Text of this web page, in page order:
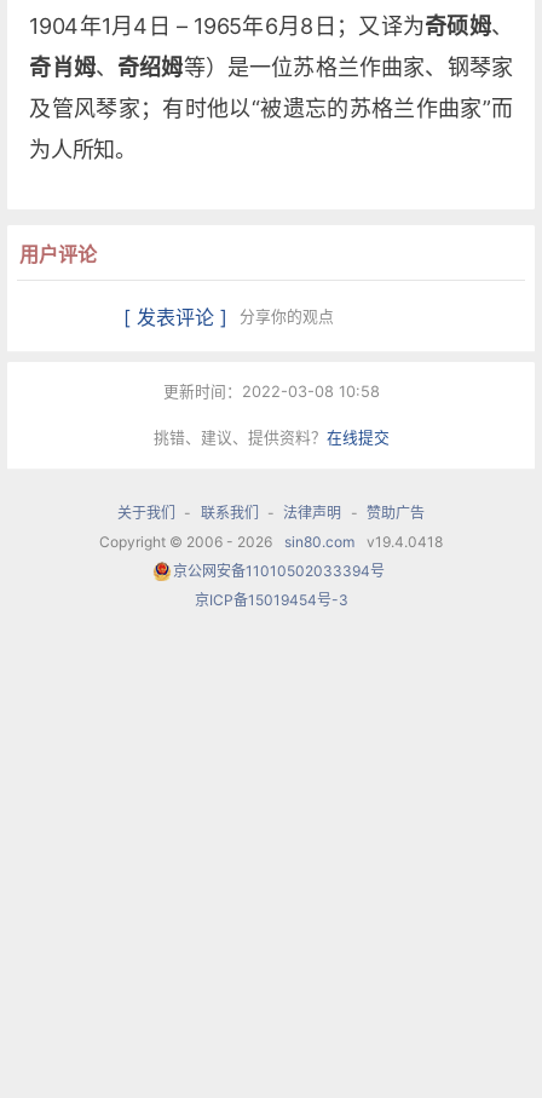
1904年1月4日 – 1965年6月8日；又译为奇硕姆、
奇肖姆、 奇绍姆等）是一位苏格兰作曲家、钢琴家
及管风琴家；有时他以“被遗忘的苏格兰作曲家”而
为人所知。
用户评论
[ 发表评论 ] 分享你的观点
更新时间：2022-03-08 10:58
挑错、建议、提供资料？ 在线提交
关于我们 - 联系我们 - 法律声明 - 赞助广告
Copyright © 2006 - 2026
sin80.com
v19.4.0418
京公网安备11010502033394号
京ICP备15019454号-3